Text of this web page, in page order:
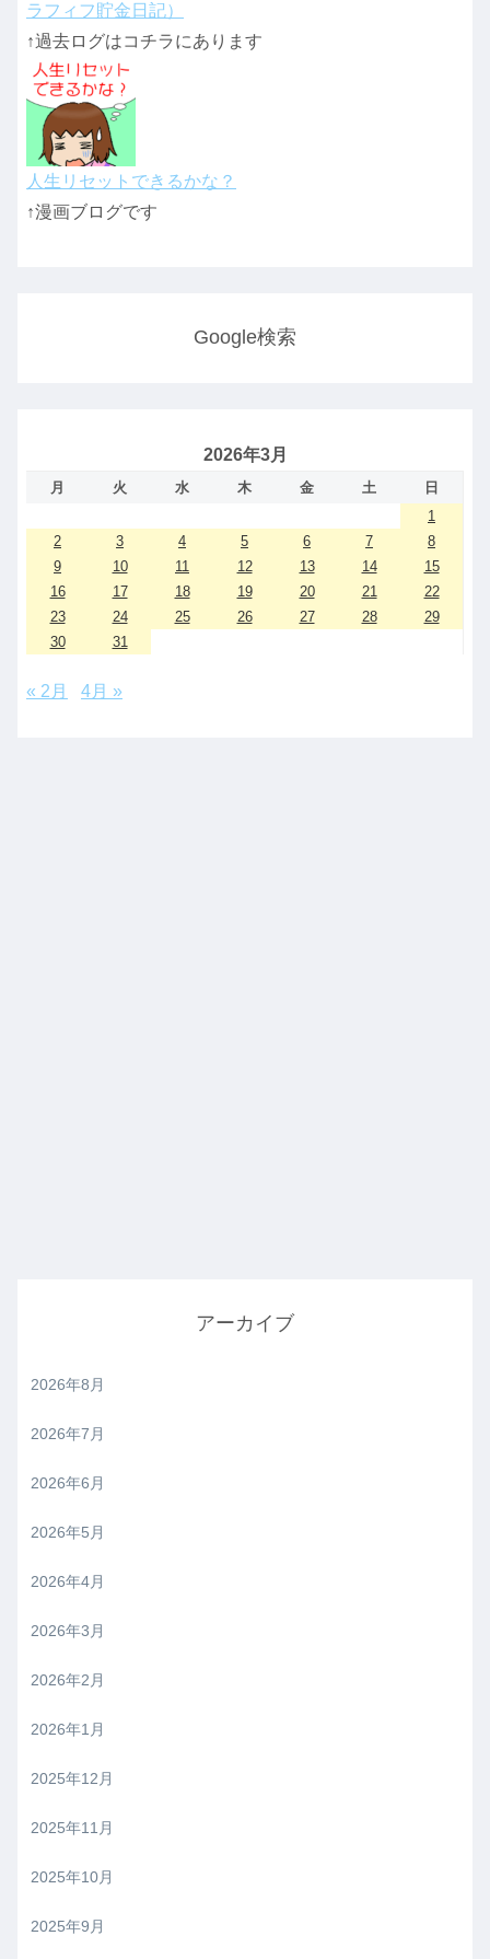
ラフィフ貯金日記）
↑過去ログはコチラにあります
人生リセットできるかな？
↑漫画ブログです
Google検索
2026年3月
月 火 水 木 金 土
日
1
2
3 4 5 6 7
8
9
10 11 12 13 14
15
16
17 18 19 20 21
22
23
24 25 26 27 28
29
30
31
« 2月 4月 »
アーカイブ
2026年8月
2026年7月
2026年6月
2026年5月
2026年4月
2026年3月
2026年2月
2026年1月
2025年12月
2025年11月
2025年10月
2025年9月